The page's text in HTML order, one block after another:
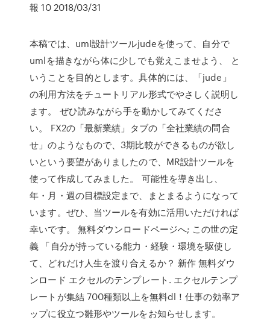
報 10 2018/03/31
本稿では、uml設計ツールjudeを使って、自分で
umlを描きながら体に少しでも覚えこませよう、 と
いうことを目的とします。具体的には、「jude」
の利用方法をチュートリアル形式でやさしく説明し
ます。 ぜひ読みながら手を動かしてみてくださ
い。 FX2の「最新業績」タブの「全社業績の問合
せ」のようなもので、3期比較ができるものが欲し
いという要望がありましたので、MR設計ツールを
使って作成してみました。 可能性を導き出し、
年・月・週の目標設定まで、まとまるようになって
います。ぜひ、当ツールを有効に活用いただければ
幸いです。 無料ダウンロードページへ; この世の定
義 「自分が持っている能力・経験・環境を駆使し
て、どれだけ人生を渡り合えるか？ 新作 無料ダウ
ンロード エクセルのテンプレート. エクセルテンプ
レートが集結 700種類以上を無料dl！仕事の効率ア
ップに役立つ雛形やツールをお知らせします。